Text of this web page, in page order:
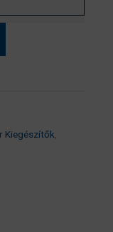
Kiegészítők,